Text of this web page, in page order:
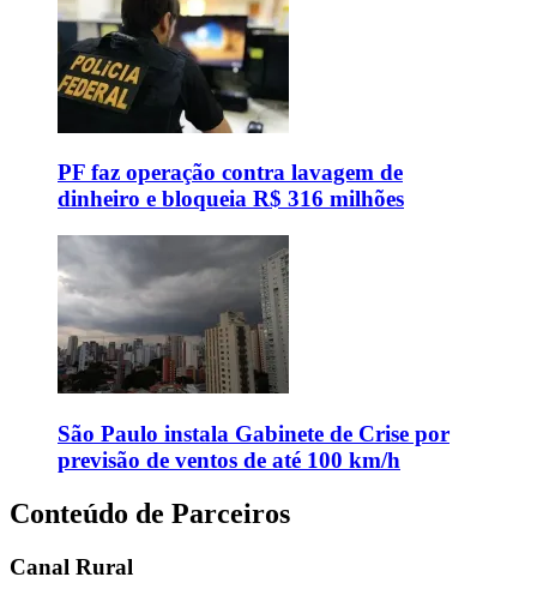
PF faz operação contra lavagem de
dinheiro e bloqueia R$ 316 milhões
São Paulo instala Gabinete de Crise por
previsão de ventos de até 100 km/h
Conteúdo de Parceiros
Canal Rural